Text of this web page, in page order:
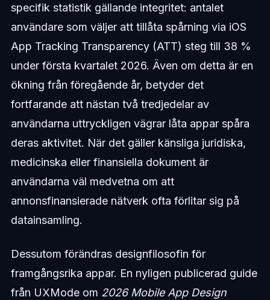
specifik statistik gällande integritet: antalet
användare som väljer att tillåta spårning via iOS
App Tracking Transparency (ATT) steg till 38 %
under första kvartalet 2026. Även om detta är en
ökning från föregående år, betyder det
fortfarande att nästan två tredjedelar av
användarna uttryckligen vägrar låta appar spåra
deras aktivitet. När det gäller känsliga juridiska,
medicinska eller finansiella dokument är
användarna väl medvetna om att
annonsfinansierade nätverk ofta förlitar sig på
datainsamling.
Dessutom förändras designfilosofin för
framgångsrika appar. En nyligen publicerad guide
från UXMode om 2026 Mobile App Design